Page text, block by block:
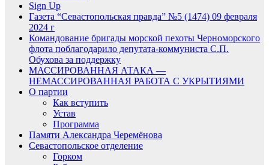
Sign Up
Газета “Севастопольская правда” №5 (1474) 09 февраля
2024 г
Командование бригады морской пехоты Черноморского
флота поблагодарило депутата-коммуниста С.П.
Обухова за поддержку
МАССИРОВАННАЯ АТАКА —
НЕМАССИРОВАННАЯ РАБОТА С УКРЫТИЯМИ
О партии
Как вступить
Устав
Программа
Памяти Александра Черемёнова
Севастопольское отделение
Горком